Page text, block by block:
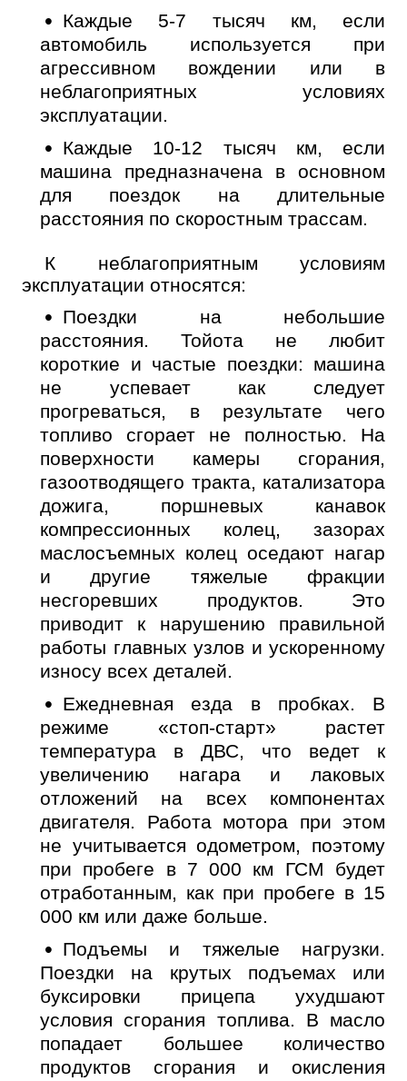
Каждые 5-7 тысяч км, если
автомобиль используется при
агрессивном вождении или в
неблагоприятных условиях
эксплуатации.
Каждые 10-12 тысяч км, если
машина предназначена в основном
для поездок на длительные
расстояния по скоростным трассам.
К неблагоприятным условиям
эксплуатации относятся:
Поездки на небольшие
расстояния. Тойота не любит
короткие и частые поездки: машина
не успевает как следует
прогреваться, в результате чего
топливо сгорает не полностью. На
поверхности камеры сгорания,
газоотводящего тракта, катализатора
дожига, поршневых канавок
компрессионных колец, зазорах
маслосъемных колец оседают нагар
и другие тяжелые фракции
несгоревших продуктов. Это
приводит к нарушению правильной
работы главных узлов и ускоренному
износу всех деталей.
Ежедневная езда в пробках. В
режиме «стоп-старт» растет
температура в ДВС, что ведет к
увеличению нагара и лаковых
отложений на всех компонентах
двигателя. Работа мотора при этом
не учитывается одометром, поэтому
при пробеге в 7 000 км ГСМ будет
отработанным, как при пробеге в 15
000 км или даже больше.
Подъемы и тяжелые нагрузки.
Поездки на крутых подъемах или
буксировки прицепа ухудшают
условия сгорания топлива. В масло
попадает большее количество
продуктов сгорания и окисления
Выберите одну или несколько услуг
История обслуживания